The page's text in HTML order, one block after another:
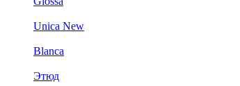
Unica New
Blanca
Этюд